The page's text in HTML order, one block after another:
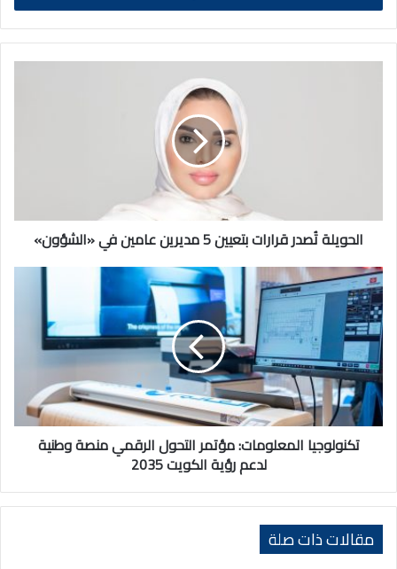
«الشؤون»
الحويلة تُصدر قرارات بتعيين 5 مديرين عامين في «الشؤون»
تكنولوجيا
المعلومات:
مؤتمر
التحول
الرقمي
منصة
وطنية
لدعم
رؤية
الكويتتكنولوجيا المعلومات: مؤتمر التحول الرقمي منصة وطنية
لدعم رؤية الكويت 2035
مقالات ذات صلة